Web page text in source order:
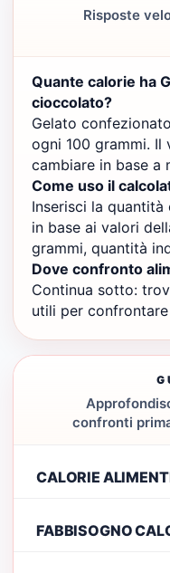
Risposte
Quante calorie ha
cioccolato?
Gelato
ogni 100 grammi. Il
cambiare in base a
Come uso il
Inserisci la
in base ai valori
grammi, quantità
Dove confronto
Continua sotto:
utili per
confronti
CALORIE
FABBISOGNO